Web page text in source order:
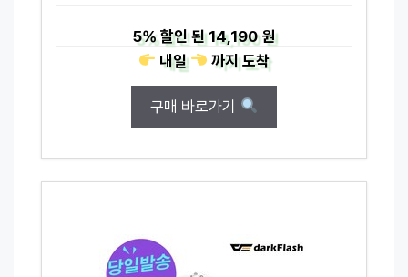
5%할인 된14,190 원
내일
까지도착
구매 바로가기